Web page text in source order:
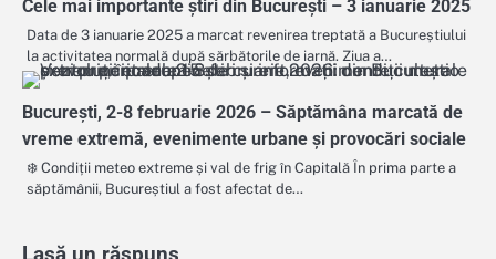
Cele mai importante știri din București – 3 ianuarie 2025
Data de 3 ianuarie 2025 a marcat revenirea treptată a Bucureștiului
la activitatea normală după sărbătorile de iarnă. Ziua a…
București, 2-8 februarie 2026 – Săptămâna marcată de
vreme extremă, evenimente urbane și provocări sociale
❄️ Condiții meteo extreme și val de frig în Capitală În prima parte a
săptămânii, Bucureștiul a fost afectat de…